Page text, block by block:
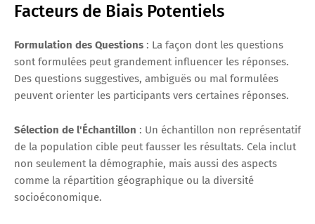
Facteurs de Biais Potentiels
Formulation des Questions : La façon dont les questions
sont formulées peut grandement influencer les réponses.
Des questions suggestives, ambiguës ou mal formulées
peuvent orienter les participants vers certaines réponses.
Sélection de l'Échantillon : Un échantillon non représentatif
de la population cible peut fausser les résultats. Cela inclut
non seulement la démographie, mais aussi des aspects
comme la répartition géographique ou la diversité
socioéconomique.